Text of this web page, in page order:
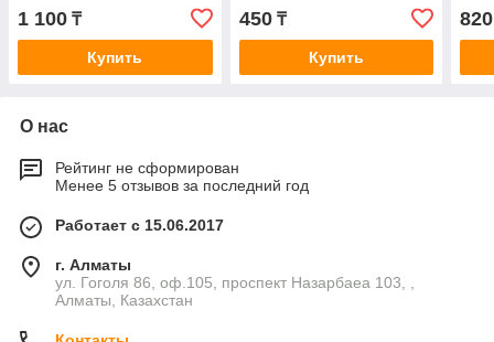
1 100 ₸
Купить
450₸
Купить
820
О нас
Рейтинг не сформирован
Менее 5 отзывов за последний год
Работает с 15.06.2017
г. Алматы
ул. Гоголя 86, оф.105, проспект Назарбаеа 103, ,
Алматы, Казахстан